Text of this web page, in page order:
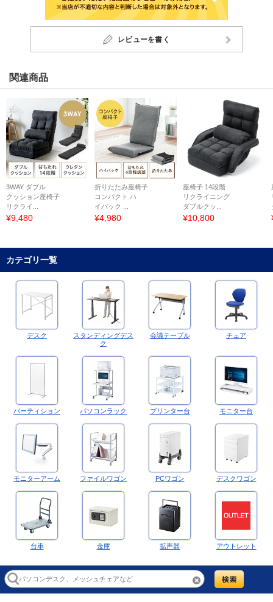
レビューを書く
関連商品
3WAY ダブル
クッション座椅子
リクライ...
¥9,480
折りたたみ座椅子
コンパクト ハ
イバック ...
¥4,980
座椅子 14段階
リクライニング
ダブルクッ...
¥10,800
カテゴリ一覧
デスク
スタンディングデス
ク
会議テーブル チェア
パーティション パソコンラック プリンター台 モニター台
モニターアーム ファイルワゴン PCワゴン デスクワゴン
台車 金庫 拡声器 アウトレット